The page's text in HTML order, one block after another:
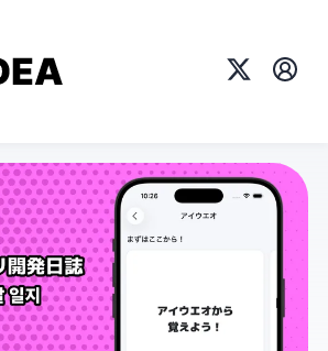
X プロ